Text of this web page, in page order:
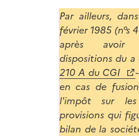
Par ailleurs,
février 1985 (n°s
après avoir
dispositions du
210 A du CGI
en cas de
l'impôt sur
provisions qui
bilan de la